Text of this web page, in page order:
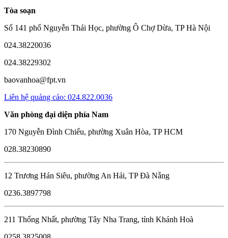
Tòa soạn
Số 141 phố Nguyễn Thái Học, phường Ô Chợ Dừa, TP Hà Nội
024.38220036
024.38229302
baovanhoa@fpt.vn
Liên hệ quảng cáo: 024.822.0036
Văn phòng đại diện phía Nam
170 Nguyễn Đình Chiểu, phường Xuân Hòa, TP HCM
028.38230890
12 Trương Hán Siêu, phường An Hải, TP Đà Nẵng
0236.3897798
211 Thống Nhất, phường Tây Nha Trang, tỉnh Khánh Hoà